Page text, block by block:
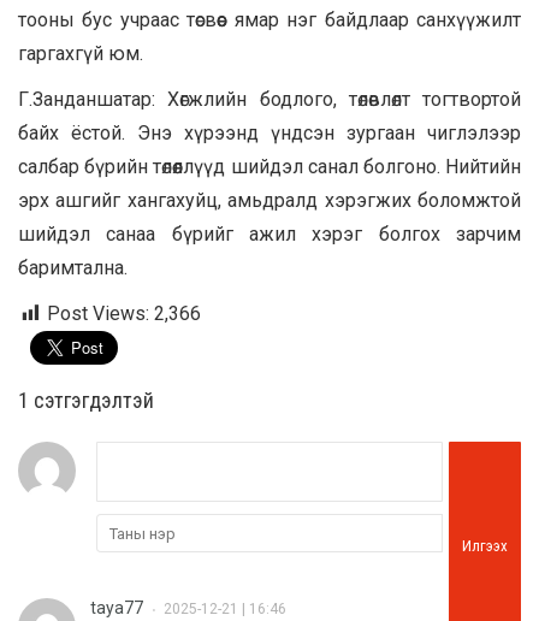
тооны бус учраас төсвөөс ямар нэг байдлаар санхүүжилт
гаргахгүй юм.
Г.Занданшатар: Хөгжлийн бодлого, төлөвлөлт тогтвортой
байх ёстой. Энэ хүрээнд үндсэн зургаан чиглэлээр
салбар бүрийн төлөөллүүд шийдэл санал болгоно. Нийтийн
эрх ашгийг хангахуйц, амьдралд хэрэгжих боломжтой
шийдэл санаа бүрийг ажил хэрэг болгох зарчим
баримтална.
Post Views: 2,366
1 сэтгэгдэлтэй
Илгээх
taya77 • 2025-12-21 | 16:46